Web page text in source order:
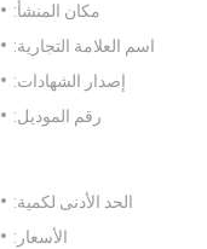
مكان المنشأ:
اسم العلامة التجارية:
إصدار الشهادات:
رقم الموديل:
الحد الأدنى لكمية:
الأسعار: